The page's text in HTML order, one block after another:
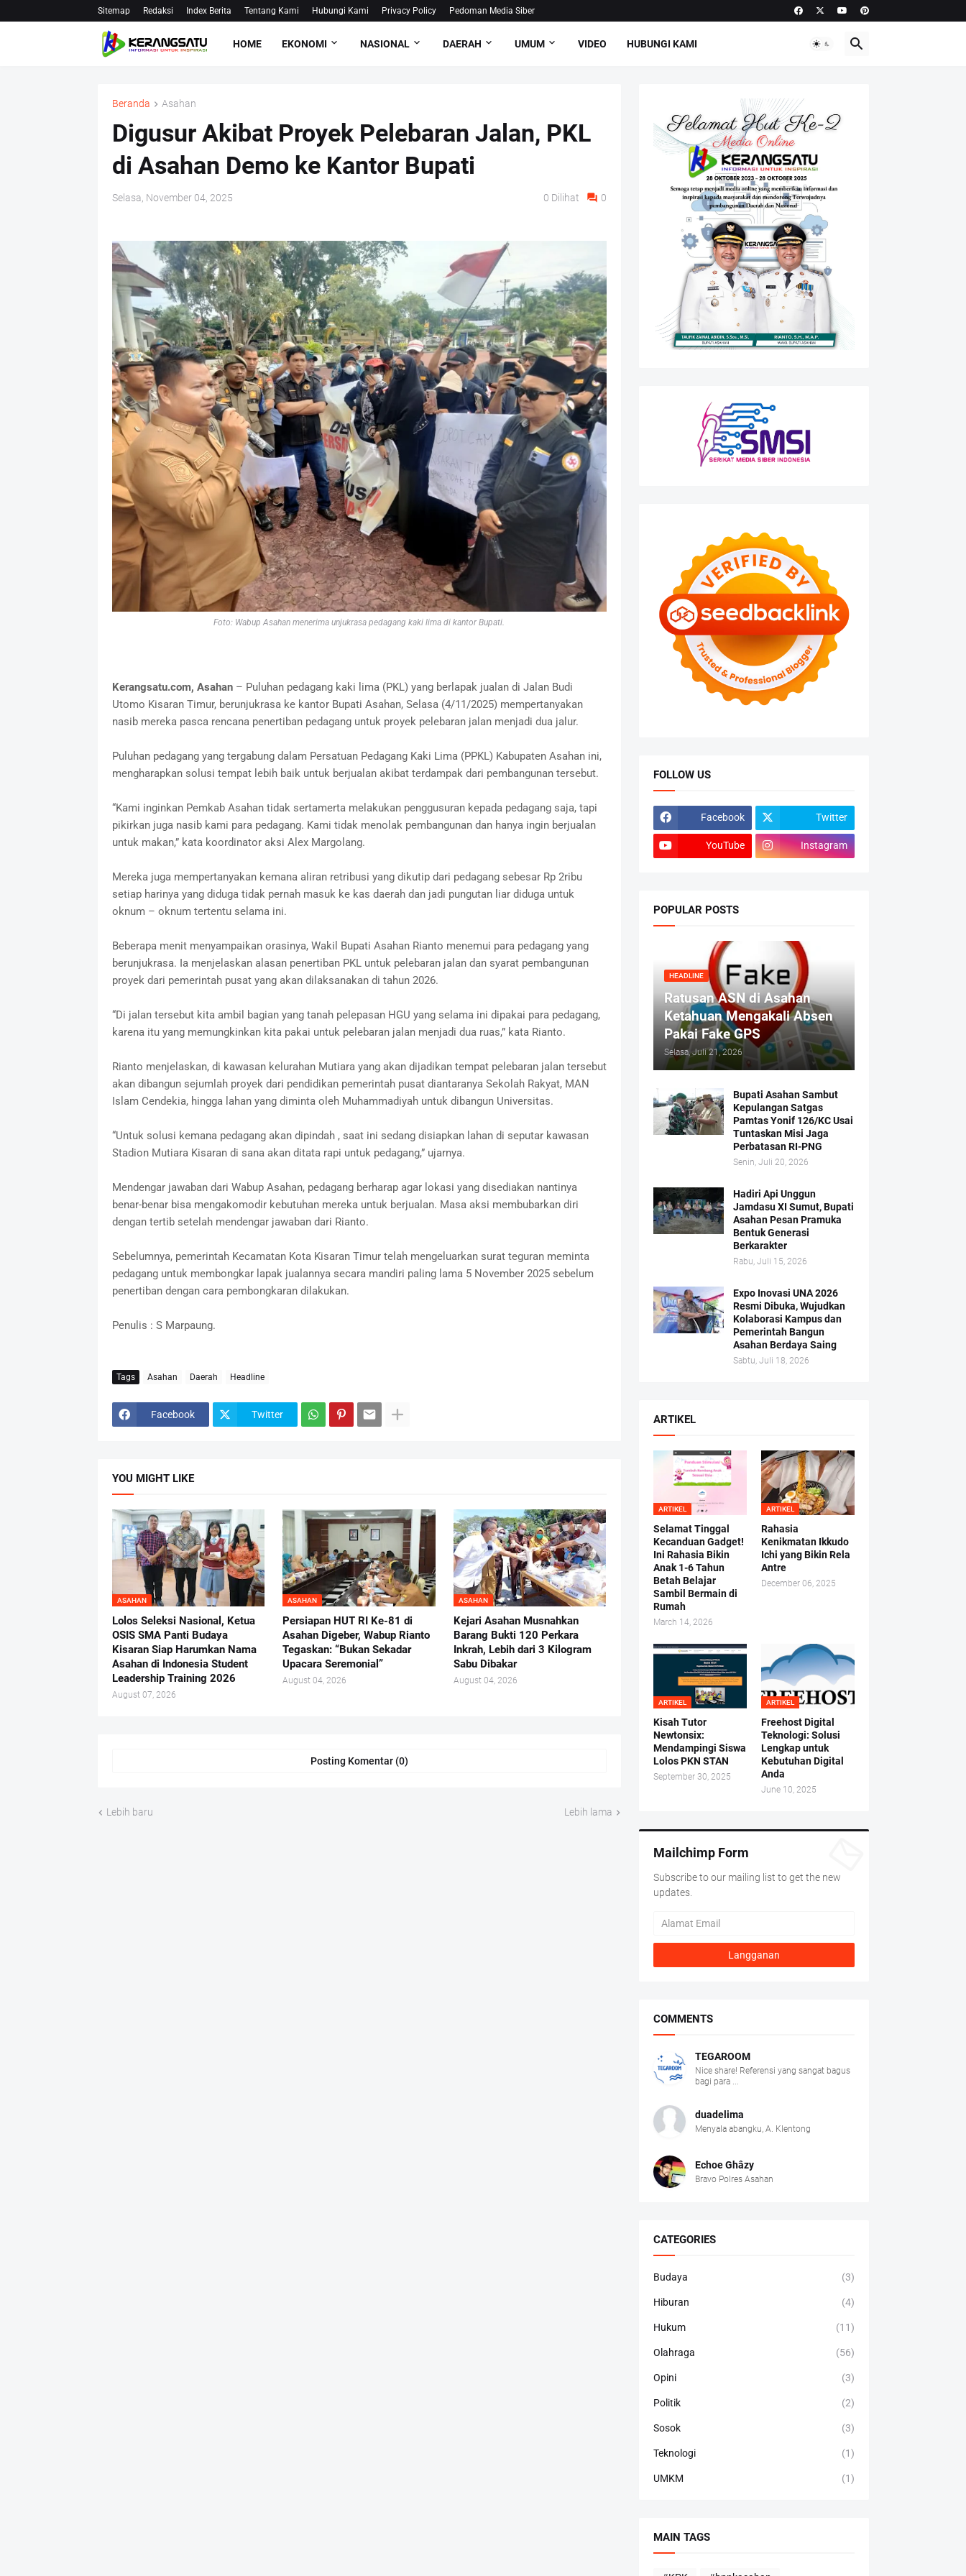
Sitemap Redaksi Index Berita Tentang Kami Hubungi Kami Privacy Policy Pedoman Media Siber
HOME EKONOMI NASIONAL DAERAH UMUM VIDEO HUBUNGI KAMI
Beranda Asahan
Digusur Akibat Proyek Pelebaran Jalan, PKL
di Asahan Demo ke Kantor Bupati
Selasa, November 04, 2025 0 Dilihat 0
Foto: Wabup Asahan menerima unjukrasa pedagang kaki lima di kantor Bupati.
Kerangsatu.com, Asahan– Puluhan pedagang kaki lima (PKL) yang berlapak jualan di Jalan Budi
Utomo Kisaran Timur, berunjukrasa ke kantor Bupati Asahan, Selasa (4/11/2025) mempertanyakan
nasib mereka pasca rencana penertiban pedagang untuk proyek pelebaran jalan menjadi dua jalur.
Puluhan pedagang yang tergabung dalam Persatuan Pedagang Kaki Lima (PPKL) Kabupaten Asahan ini,
mengharapkan solusi tempat lebih baik untuk berjualan akibat terdampak dari pembangunan tersebut.
“Kami inginkan Pemkab Asahan tidak sertamerta melakukan penggusuran kepada pedagang saja, tapi
pikirkan juga nasib kami para pedagang. Kami tidak menolak pembangunan dan hanya ingin berjualan
untuk makan,” kata koordinator aksi Alex Margolang.
Mereka juga mempertanyakan kemana aliran retribusi yang dikutip dari pedagang sebesar Rp 2ribu
setiap harinya yang diduga tidak pernah masuk ke kas daerah dan jadi pungutan liar diduga untuk
oknum – oknum tertentu selama ini.
Beberapa menit menyampaikan orasinya, Wakil Bupati Asahan Rianto menemui para pedagang yang
berunjukrasa. Ia menjelaskan alasan penertiban PKL untuk pelebaran jalan dan syarat pembangunan
proyek dari pemerintah pusat yang akan dilaksanakan di tahun 2026.
“Di jalan tersebut kita ambil bagian yang tanah pelepasan HGU yang selama ini dipakai para pedagang,
karena itu yang memungkinkan kita pakai untuk pelebaran jalan menjadi dua ruas,” kata Rianto.
Rianto menjelaskan, di kawasan kelurahan Mutiara yang akan dijadikan tempat pelebaran jalan tersebut
akan dibangun sejumlah proyek dari pendidikan pemerintah pusat diantaranya Sekolah Rakyat, MAN
Islam Cendekia, hingga lahan yang diminta oleh Muhammadiyah untuk dibangun Universitas.
“Untuk solusi kemana pedagang akan dipindah , saat ini sedang disiapkan lahan di seputar kawasan
Stadion Mutiara Kisaran di sana akan ditata rapi untuk pedagang,” ujarnya.
Mendengar jawaban dari Wabup Asahan, pedagang berharap agar lokasi yang disediakan nantinya
benar-benar bisa mengakomodir kebutuhan mereka untuk berjualan. Masa aksi membubarkan diri
dengan tertib setelah mendengar jawaban dari Rianto.
Sebelumnya, pemerintah Kecamatan Kota Kisaran Timur telah mengeluarkan surat teguran meminta
pedagang untuk membongkar lapak jualannya secara mandiri paling lama 5 November 2025 sebelum
penertiban dengan cara pembongkaran dilakukan.
Penulis : S Marpaung.
Tags Asahan Daerah Headline
Facebook Twitter
YOU MIGHT LIKE
ASAHAN
Lolos Seleksi Nasional, Ketua
OSIS SMA Panti Budaya
Kisaran Siap Harumkan Nama
Asahan di Indonesia Student
Leadership Training 2026
August 07, 2026
ASAHAN
Persiapan HUT RI Ke-81 di
Asahan Digeber, Wabup Rianto
Tegaskan: “Bukan Sekadar
Upacara Seremonial”
August 04, 2026
ASAHAN
Kejari Asahan Musnahkan
Barang Bukti 120 Perkara
Inkrah, Lebih dari 3 Kilogram
Sabu Dibakar
August 04, 2026
Posting Komentar (0)
Lebih baru Lebih lama
FOLLOW US
Facebook Twitter
YouTube Instagram
POPULAR POSTS
HEADLINE
Ratusan ASN di Asahan
Ketahuan Mengakali Absen
Pakai Fake GPS
Selasa, Juli 21, 2026
Bupati Asahan Sambut
Kepulangan Satgas
Pamtas Yonif 126/KC Usai
Tuntaskan Misi Jaga
Perbatasan RI-PNG
Senin, Juli 20, 2026
Hadiri Api Unggun
Jamdasu XI Sumut, Bupati
Asahan Pesan Pramuka
Bentuk Generasi
Berkarakter
Rabu, Juli 15, 2026
Expo Inovasi UNA 2026
Resmi Dibuka, Wujudkan
Kolaborasi Kampus dan
Pemerintah Bangun
Asahan Berdaya Saing
Sabtu, Juli 18, 2026
ARTIKEL
ARTIKEL
Selamat Tinggal
Kecanduan Gadget!
Ini Rahasia Bikin
Anak 1-6 Tahun
Betah Belajar
Sambil Bermain di
Rumah
March 14, 2026
ARTIKEL
Rahasia
Kenikmatan Ikkudo
Ichi yang Bikin Rela
Antre
December 06, 2025
ARTIKEL
Kisah Tutor
Newtonsix:
Mendampingi Siswa
Lolos PKN STAN
September 30, 2025
ARTIKEL
Freehost Digital
Teknologi: Solusi
Lengkap untuk
Kebutuhan Digital
Anda
June 10, 2025
Mailchimp Form
Subscribe to our mailing list to get the new
updates.
COMMENTS
TEGAROOM
Nice share! Referensi yang sangat bagus
bagi para ...
duadelima
Menyala abangku, A. Klentong
Echoe Ghâzy
Bravo Polres Asahan
CATEGORIES
Budaya (3)
Hiburan (4)
Hukum (11)
Olahraga (56)
Opini (3)
Politik (2)
Sosok (3)
Teknologi (1)
UMKM (1)
MAIN TAGS